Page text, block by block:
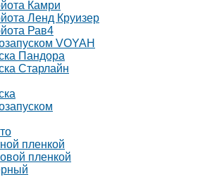
Камри
Ленд Круизер
Рав4
VOYAH
Пандора
Старлайн
пленкой
пленкой